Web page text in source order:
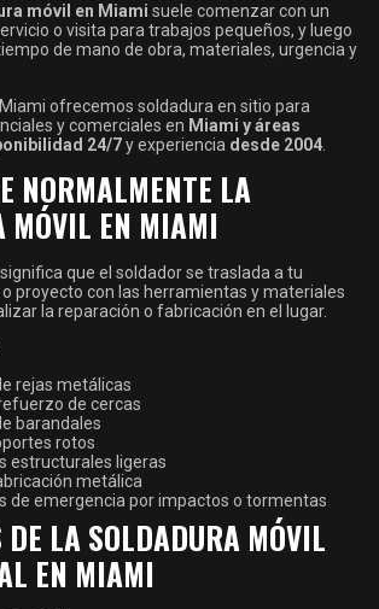
móvil en Miami suele comenzar con un
o visita para trabajos pequeños, y luego
de mano de obra, materiales, urgencia y
ofrecemos soldadura en sitio para
y comerciales en Miami y áreas
24/7y experiencia desde 2004
NORMALMENTE LA
MÓVIL EN MIAMI
que el soldador se traslada a tu
proyecto con las herramientas y materiales
la reparación o fabricación en el lugar.
rejas metálicas
de cercas
barandales
rotos
estructurales ligeras
metálica
de emergencia por impactos o tormentas
LA SOLDADURA MÓVIL
EN MIAMI